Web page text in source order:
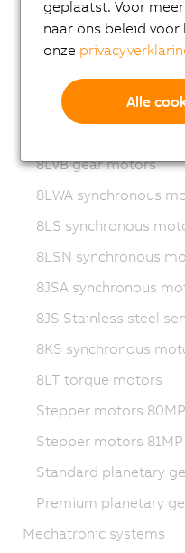
8MS-4 synchronous
ACOPOSmotor
8WSB gear motors
8LVB gear motors
8LWA synchronous
8LS synchronous
8LSN synchronous
8JSA synchronous
8JS Stainless steel
8KS synchronous
8LT torque motors
Stepper motors 80MP
Stepper motors 81MP
Standard planetary
Premium planetary
Mechatronic systems
geplaatst. Voor
naar ons beleid
onze
Alle